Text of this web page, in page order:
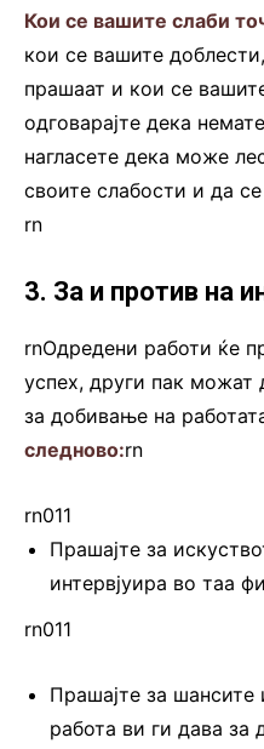
Кои се вашите слаби
кои се вашите
прашаат и кои се
одговарајте дека
нагласете дека може
своите слабости и да
rn
3. За и против на
rnОдредени работи ќе
успех, други пак можат
за добивање на
следново:rn
rn011
Прашајте за
интервјуира во таа
rn011
Прашајте за
работа ви ги дава за